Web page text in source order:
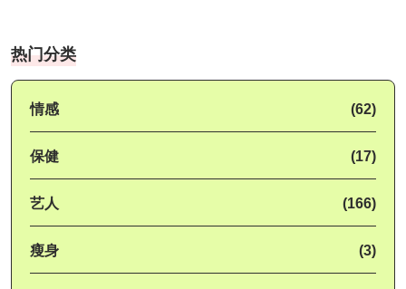
热门分类
情感 (62)
保健 (17)
艺人 (166)
瘦身 (3)